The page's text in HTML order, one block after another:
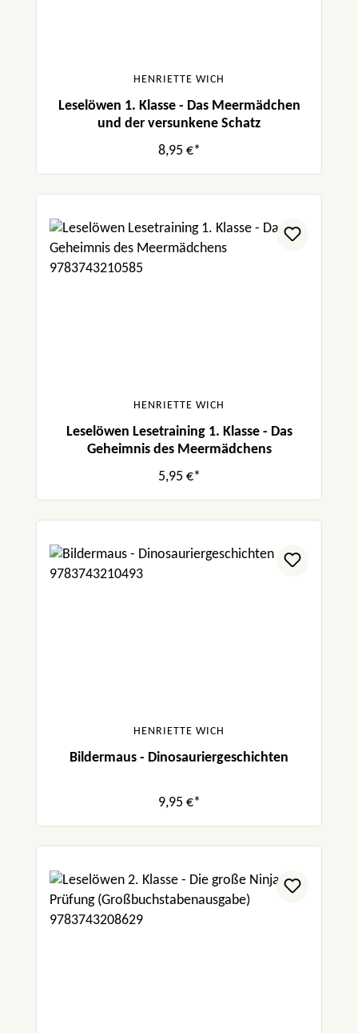
HENRIETTE WICH
Leselöwen 1. Klasse - Das Meermädchen
und der versunkene Schatz
8,95 €*
HENRIETTE WICH
Leselöwen Lesetraining 1. Klasse - Das
Geheimnis des Meermädchens
5,95 €*
HENRIETTE WICH
Bildermaus - Dinosauriergeschichten
9,95 €*